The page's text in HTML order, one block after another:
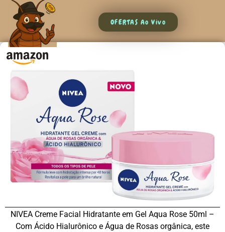
OFERTAS Ao Vivo
NIVEA Creme Facial Hidratante em Gel Aqua Rose 50ml –
Com Ácido Hialurônico e Água de Rosas orgânica, este